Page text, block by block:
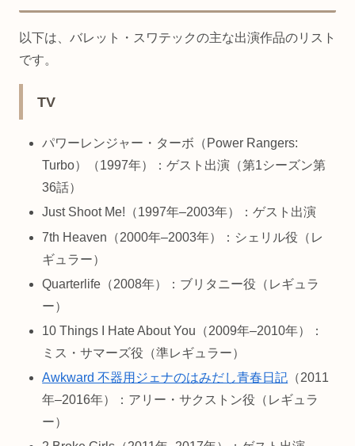
以下は、バレット・スワテックの主な出演作品のリスト
です。
TV
パワーレンジャー・ターボ（Power Rangers:
Turbo）（1997年）：ゲスト出演（第1シーズン第
36話）
Just Shoot Me!（1997年–2003年）：ゲスト出演
7th Heaven（2000年–2003年）：シェリル役（レ
ギュラー）
Quarterlife（2008年）：ブリタニー役（レギュラ
ー）
10 Things I Hate About You（2009年–2010年）：
ミス・サマーズ役（準レギュラー）
Awkward 不器用ジェナのはみだし青春日記 （2011
年–2016年）：アリー・サクストン役（レギュラ
ー）